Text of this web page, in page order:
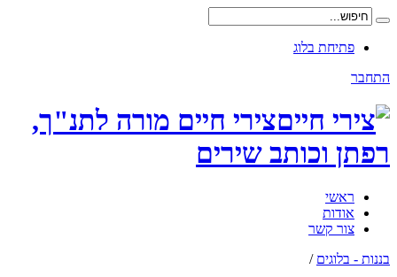
פתיחת בלוג
התחבר
צירי חיים מורה לתנ"ך,
רפתן וכותב שירים
ראשי
אודות
צור קשר
בננות - בלוגים /